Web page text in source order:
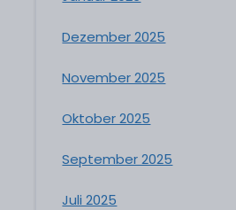
Dezember 2025
November 2025
Oktober 2025
September 2025
Juli 2025